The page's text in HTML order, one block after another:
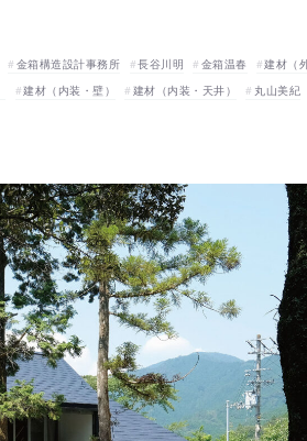
金箱構造設計事務所 長谷川明 金箱温春
建材（
建材（内装・壁） 建材（内装・天井） 丸山美紀